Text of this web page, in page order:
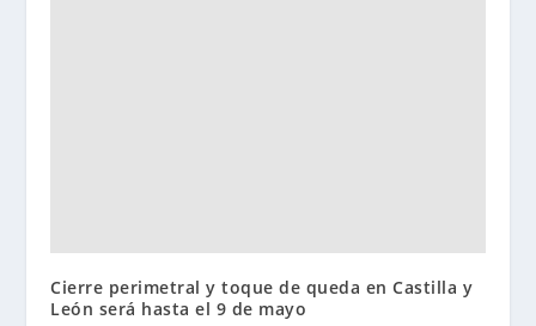
Cierre perimetral y toque de queda en Castilla y
León será hasta el 9 de mayo